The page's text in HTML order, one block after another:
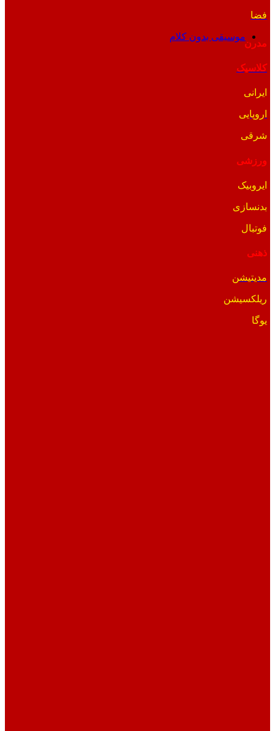
فضا
موسیقی بدون کلام
مدرن
کلاسیک
ایرانی
اروپایی
شرقی
ورزشی
ایروبیک
بدنسازی
فوتبال
ذهنی
مدیتیشن
ریلکسیشن
یوگا